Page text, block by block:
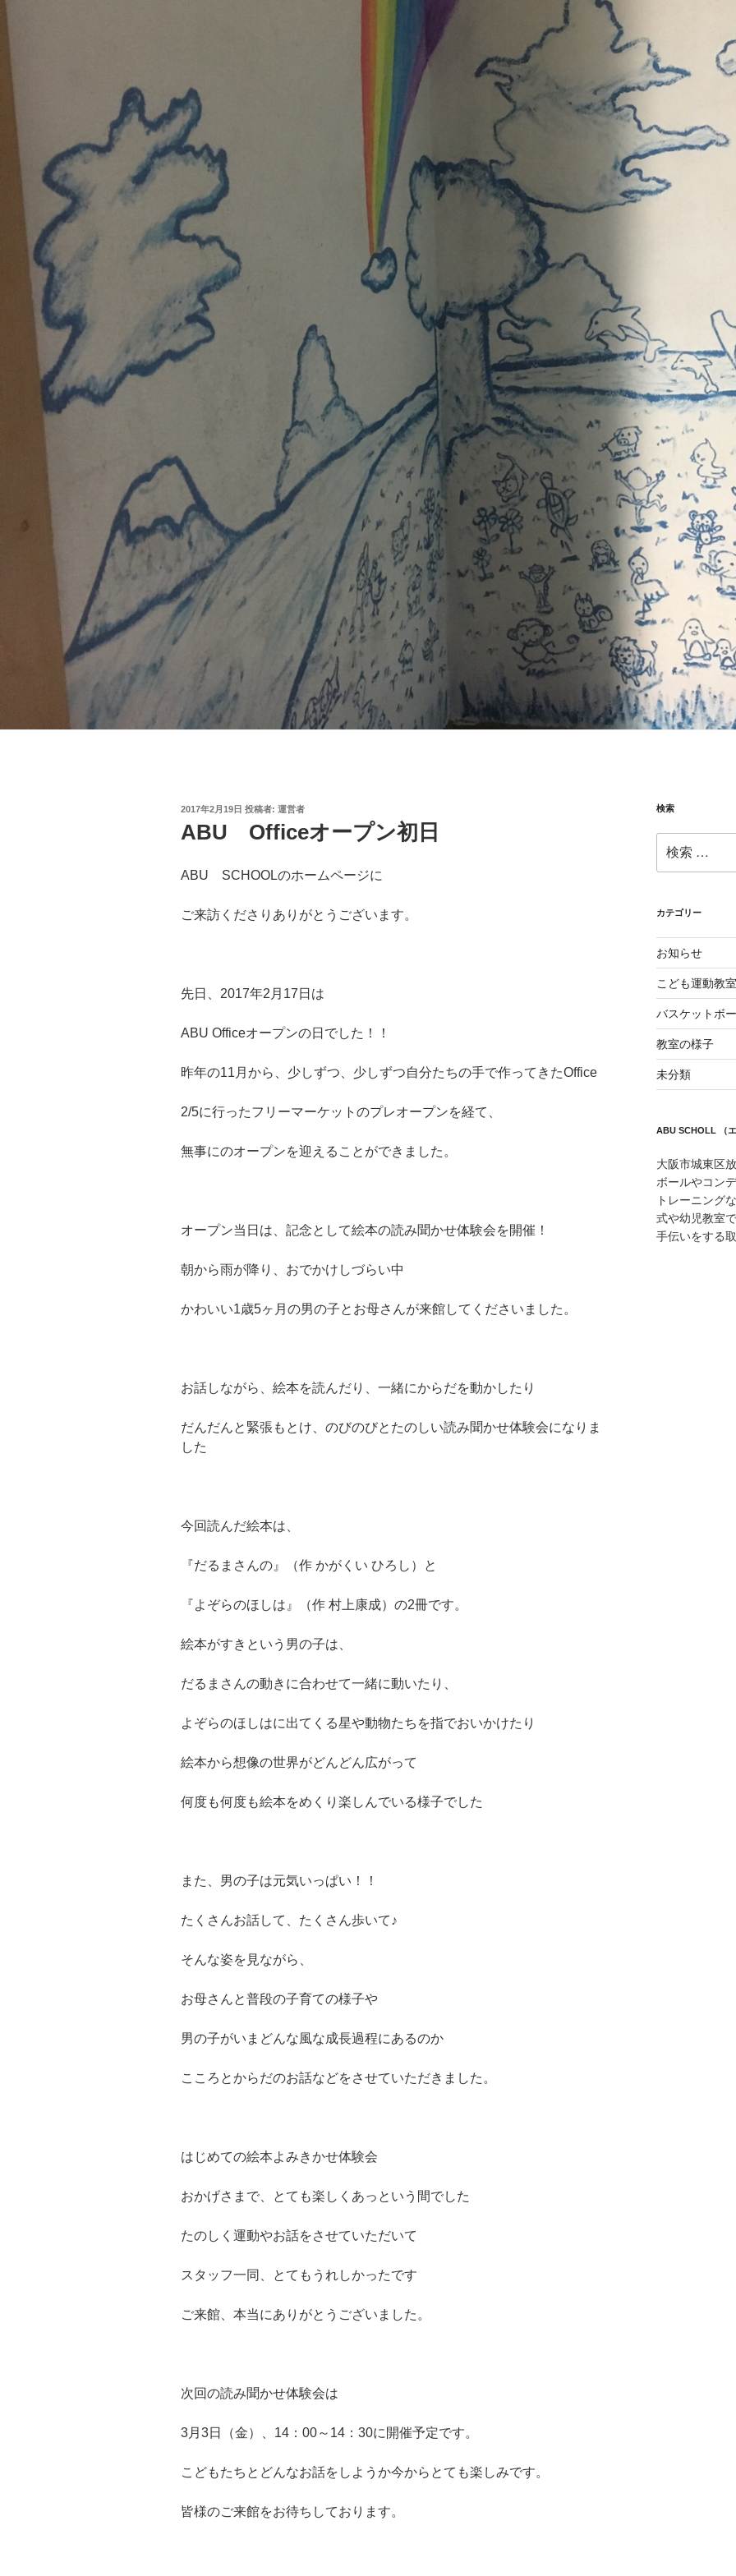
投
日:
2017年2月19日 投稿者: 運営者
ABU Officeオープン初日
ABU SCHOOLのホームページに
ご来訪くださりありがとうございます。
先日、2017年2月17日は
ABU Officeオープンの日でした！！
昨年の11月から、少しずつ、少しずつ自分たちの手で作ってきたOffice
2/5に行ったフリーマーケットのプレオープンを経て、
無事にのオープンを迎えることができました。
オープン当日は、記念として絵本の読み聞かせ体験会を開催！
朝から雨が降り、おでかけしづらい中
かわいい1歳5ヶ月の男の子とお母さんが来館してくださいました。
お話しながら、絵本を読んだり、一緒にからだを動かしたり
だんだんと緊張もとけ、のびのびとたのしい読み聞かせ体験会になりま
した
今回読んだ絵本は、
『だるまさんの』（作 かがくい ひろし）と
『よぞらのほしは』（作 村上康成）の2冊です。
絵本がすきという男の子は、
だるまさんの動きに合わせて一緒に動いたり、
よぞらのほしはに出てくる星や動物たちを指でおいかけたり
絵本から想像の世界がどんどん広がって
何度も何度も絵本をめくり楽しんでいる様子でした
また、男の子は元気いっぱい！！
たくさんお話して、たくさん歩いて♪
そんな姿を見ながら、
お母さんと普段の子育ての様子や
男の子がいまどんな風な成長過程にあるのか
こころとからだのお話などをさせていただきました。
はじめての絵本よみきかせ体験会
おかげさまで、とても楽しくあっという間でした
たのしく運動やお話をさせていただいて
スタッフ一同、とてもうれしかったです
ご来館、本当にありがとうございました。
次回の読み聞かせ体験会は
3月3日（金）、14：00～14：30に開催予定です。
こどもたちとどんなお話をしようか今からとても楽しみです。
皆様のご来館をお待ちしております。
検索
索:
カテゴリー
お知らせ
こども運動教室
バスケットボ
教室の様子
未分類
ABU SCHOLL （
大阪市城東区
ボールやコン
トレーニング
式や幼児教室
手伝いをする